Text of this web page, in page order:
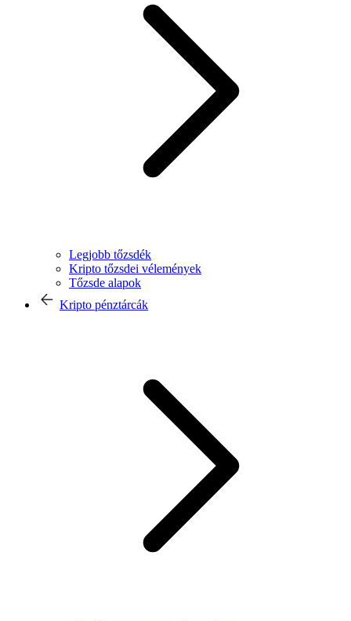
Legjobb tőzsdék
Kripto tőzsdei vélemények
Tőzsde alapok
Kripto pénztárcák